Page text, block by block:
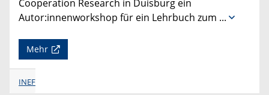
Cooperation Research in Duisburg ein
Autor:innenworkshop für ein Lehrbuch zum ...
Mehr
INEF